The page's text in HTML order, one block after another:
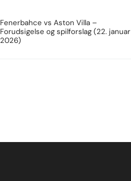
Fenerbahce vs Aston Villa –
Forudsigelse og spilforslag (22. januar
2026)